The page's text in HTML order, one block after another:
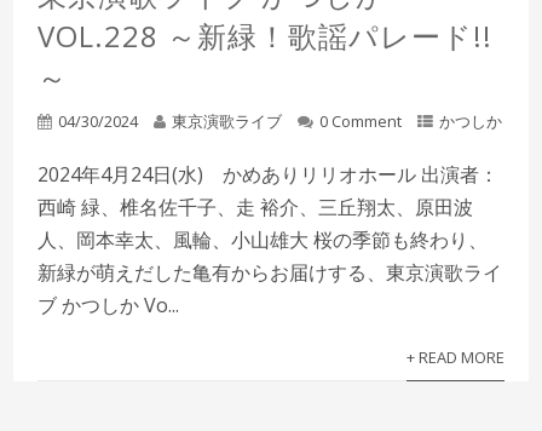
VOL.228 ～新緑！歌謡パレード!!
～
04/30/2024 東京演歌ライブ 0 Comment かつしか
2024年4月24日(水) かめありリリオホール 出演者：
西崎 緑、椎名佐千子、走 裕介、三丘翔太、原田波
人、岡本幸太、風輪、小山雄大 桜の季節も終わり、
新緑が萌えだした亀有からお届けする、東京演歌ライ
ブ かつしか Vo...
+ READ MORE